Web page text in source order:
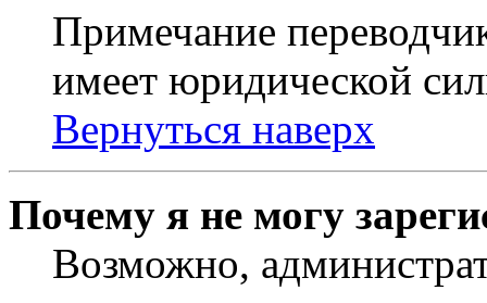
Примечание
имеет юридической
Вернуться наверх
Почему я не могу
Возможно,